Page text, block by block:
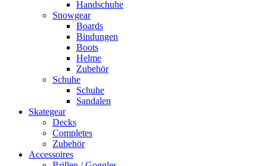
Handschuhe
Snowgear
Boards
Bindungen
Boots
Helme
Zubehör
Schuhe
Schuhe
Sandalen
Skategear
Decks
Completes
Zubehör
Accessoires